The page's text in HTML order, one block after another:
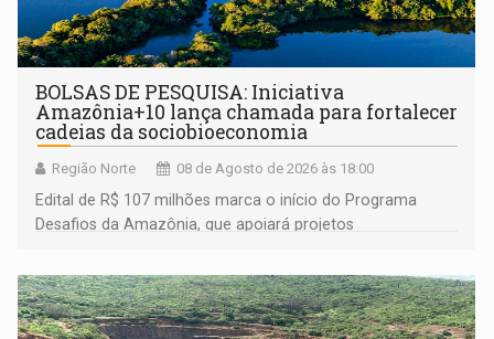
BOLSAS DE PESQUISA: Iniciativa
Amazônia+10 lança chamada para fortalecer
cadeias da sociobioeconomia
Região Norte 08 de Agosto de 2026 às 18:00
Edital de R$ 107 milhões marca o início do Programa
Desafios da Amazônia, que apoiará projetos
submissão de pré-propostas poderá ser feita até 1º de
setembro